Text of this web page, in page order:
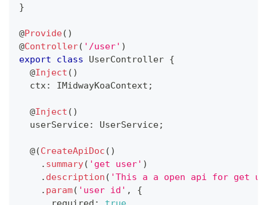
}
@Provide( )
@Controller( '/user' )
export
class UserController {
@Inject ( )
  ctx
: IMidwayKoaContext ;
@Inject ( )
  userService
: UserService;
  @
(CreateApiDoc ( )
. summary( 'get user' )
. description ( 'This a a open api for get
. param( 'user id' ,
{